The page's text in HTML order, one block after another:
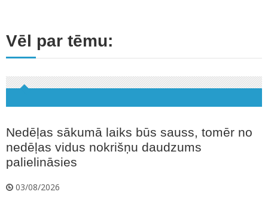
Vēl par tēmu:
Nedēļas sākumā laiks būs sauss, tomēr no
nedēļas vidus nokrišņu daudzums
palielināsies
03/08/2026